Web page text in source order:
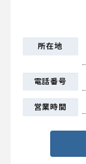
所在地
電話番号
営業時間